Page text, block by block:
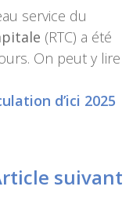
service du
(RTC) a été
On peut y lire
d’ici 2025
suivant